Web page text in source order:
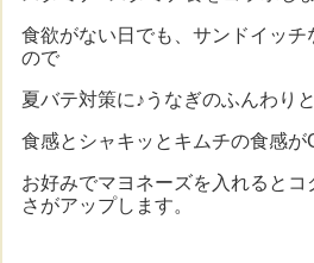
食欲がない日でも、サンドイッチ
ので
夏バテ対策に♪うなぎのふんわり
食感とシャキッとキムチの食感が
お好みでマヨネーズを入れるとコ
さがアップします。